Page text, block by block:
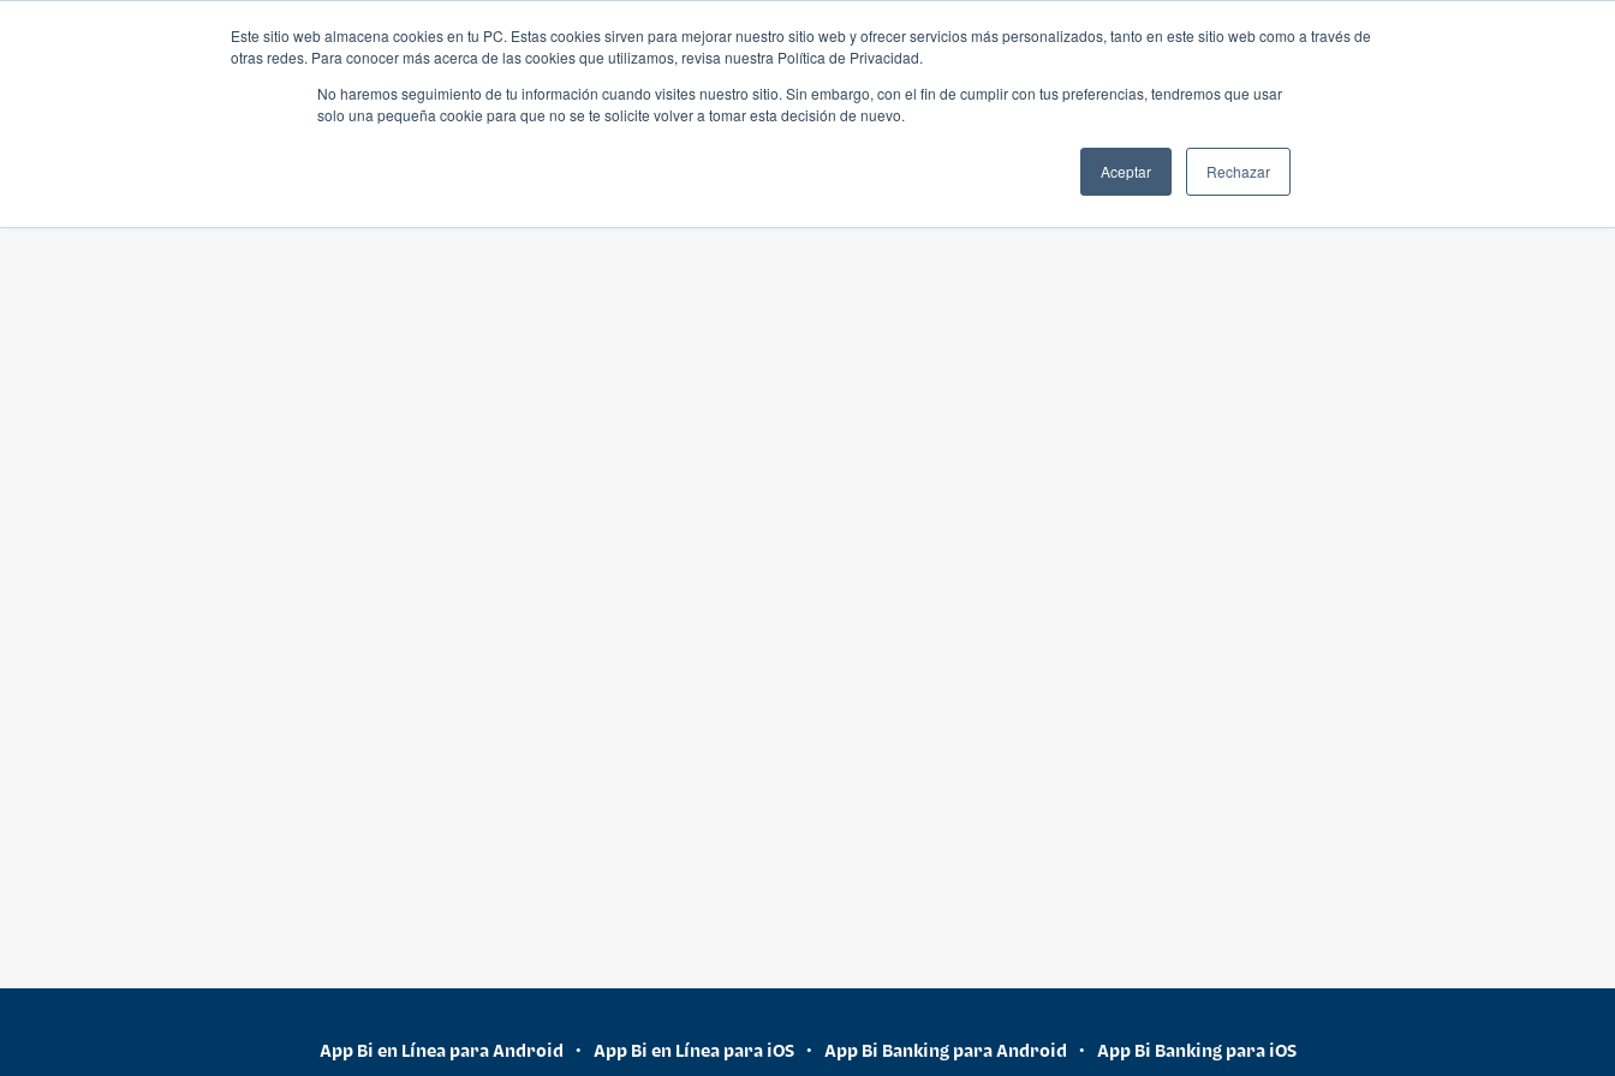
Este sitio web almacena cookies en tu PC. Estas cookies sirven para mejorar nuestro sitio web y ofrecer servicios más personalizados, tanto en este sitio web como a través de
otras redes. Para conocer más acerca de las cookies que utilizamos, revisa nuestra Política de Privacidad.
No haremos seguimiento de tu información cuando visites nuestro sitio. Sin embargo, con el fin de cumplir con tus preferencias, tendremos que usar
solo una pequeña cookie para que no se te solicite volver a tomar esta decisión de nuevo.
Aceptar Rechazar
App Bi en Línea para Android • App Bi en Línea para iOS • App Bi Banking para Android • App Bi Banking para iOS